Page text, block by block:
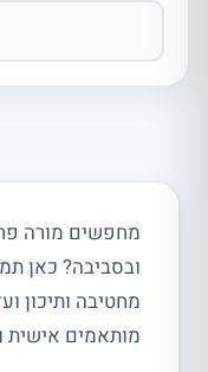
מחפשים מורה
ובסביבה? כאן
מחטיבה ותיכון
מותאמים אישית